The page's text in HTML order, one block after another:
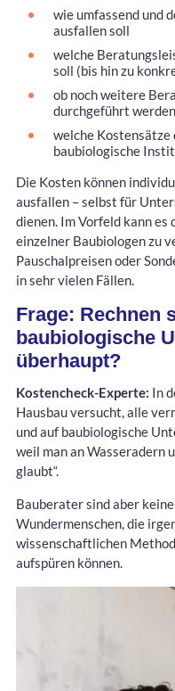
wie umfassend und
ausfallen soll
welche
soll (bis hin zu
ob noch weitere
durchgeführt werden
welche Kostensätze
baubiologische
Die Kosten können
ausfallen – selbst für
dienen. Im Vorfeld kann es
einzelner Baubiologen zu
Pauschalpreisen oder
in sehr vielen Fällen.
Frage: Rechnen
baubiologische
überhaupt?
Kostencheck-Experte: In
Hausbau versucht, alle
und auf baubiologische
weil man an Wasseradern
glaubt“.
Bauberater sind aber
Wundermenschen, die
wissenschaftlichen
aufspüren können.